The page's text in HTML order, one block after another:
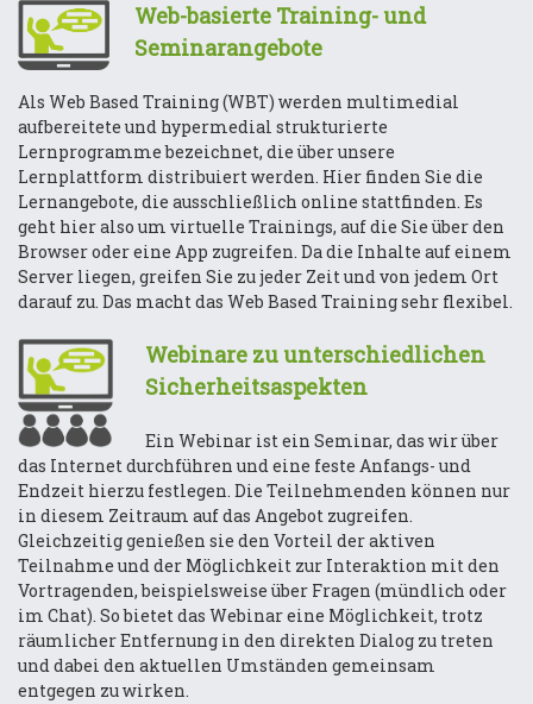
Web-basierte Training- und
Seminarangebote
Als Web Based Training (WBT) werden multimedial
aufbereitete und hypermedial strukturierte
Lernprogramme bezeichnet, die über unsere
Lernplattform distribuiert werden. Hier finden Sie die
Lernangebote, die ausschließlich online stattfinden. Es
geht hier also um virtuelle Trainings, auf die Sie über den
Browser oder eine App zugreifen. Da die Inhalte auf einem
Server liegen, greifen Sie zu jeder Zeit und von jedem Ort
darauf zu. Das macht das Web Based Training sehr flexibel.
Webinare zu unterschiedlichen
Sicherheitsaspekten
Ein Webinar ist ein Seminar, das wir über
das Internet durchführen und eine feste Anfangs- und
Endzeit hierzu festlegen. Die Teilnehmenden können nur
in diesem Zeitraum auf das Angebot zugreifen.
Gleichzeitig genießen sie den Vorteil der aktiven
Teilnahme und der Möglichkeit zur Interaktion mit den
Vortragenden, beispielsweise über Fragen (mündlich oder
im Chat). So bietet das Webinar eine Möglichkeit, trotz
räumlicher Entfernung in den direkten Dialog zu treten
und dabei den aktuellen Umständen gemeinsam
entgegen zu wirken.